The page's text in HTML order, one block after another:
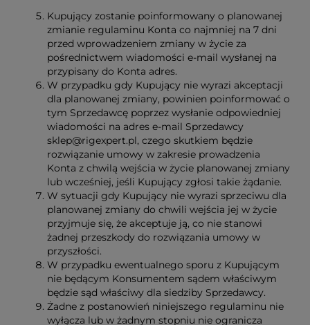
Kupujący zostanie poinformowany o planowanej
zmianie regulaminu Konta co najmniej na 7 dni
przed wprowadzeniem zmiany w życie za
pośrednictwem wiadomości e-mail wysłanej na
przypisany do Konta adres.
W przypadku gdy Kupujący nie wyrazi akceptacji
dla planowanej zmiany, powinien poinformować o
tym Sprzedawcę poprzez wysłanie odpowiedniej
wiadomości na adres e-mail Sprzedawcy
sklep@rigexpert.pl, czego skutkiem będzie
rozwiązanie umowy w zakresie prowadzenia
Konta z chwilą wejścia w życie planowanej zmiany
lub wcześniej, jeśli Kupujący zgłosi takie żądanie.
W sytuacji gdy Kupujący nie wyrazi sprzeciwu dla
planowanej zmiany do chwili wejścia jej w życie
przyjmuje się, że akceptuje ją, co nie stanowi
żadnej przeszkody do rozwiązania umowy w
przyszłości.
W przypadku ewentualnego sporu z Kupującym
nie będącym Konsumentem sądem właściwym
będzie sąd właściwy dla siedziby Sprzedawcy.
Żadne z postanowień niniejszego regulaminu nie
wyłącza lub w żadnym stopniu nie ogranicza